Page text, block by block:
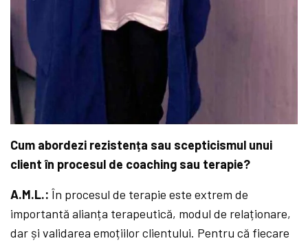
Cum abordezi rezistența sau scepticismul unui
client în procesul de coaching sau terapie?
A.M.L.: În procesul de terapie este extrem de
importantă alianța terapeutică, modul de relaționare,
dar și validarea emoțiilor clientului. Pentru că fiecare